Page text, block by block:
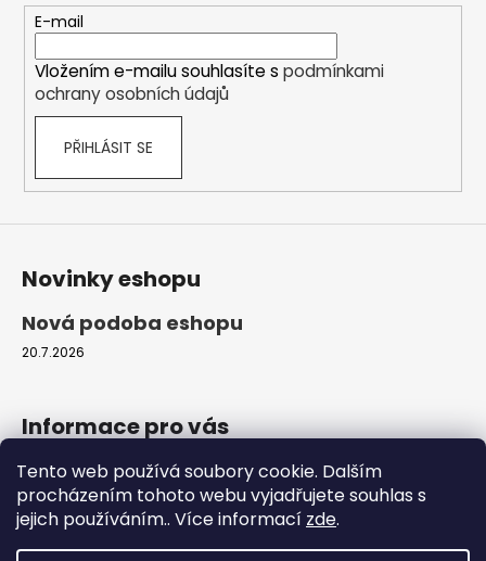
Tento web používá soubory cookie. Dalším
procházením tohoto webu vyjadřujete souhlas s
jejich používáním.. Více informací zde.
E-mail
Vložením e-mailu souhlasíte s podmínkami
ochrany osobních údajů
PŘIHLÁSIT SE
Novinky eshopu
Nová podoba eshopu
20.7.2026
Informace pro vás
Obchodní podmínky
Podmínky ochrany osobních údajů
Moje objednávka